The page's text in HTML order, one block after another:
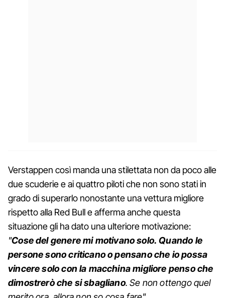
Verstappen così manda una stilettata non da poco alle
due scuderie e ai quattro piloti che non sono stati in
grado di superarlo nonostante una vettura migliore
rispetto alla Red Bull e afferma anche questa
situazione gli ha dato una ulteriore motivazione:
"Cose del genere mi motivano solo. Quando le
persone sono criticano o pensano che io possa
vincere solo con la macchina migliore penso che
dimostrerò che si sbagliano. Se non ottengo quel